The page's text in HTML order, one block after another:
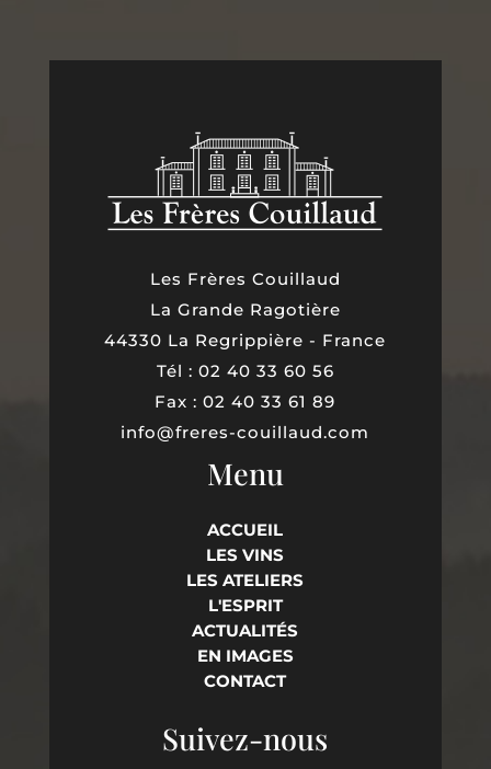
Les Frères Couillaud
La Grande Ragotière
44330 La Regrippière - France
Tél : 02 40 33 60 56
Fax : 02 40 33 61 89
info@freres-couillaud.com
Menu
ACCUEIL
LES VINS
LES ATELIERS
L'ESPRIT
ACTUALITÉS
EN IMAGES
CONTACT
Suivez-nous